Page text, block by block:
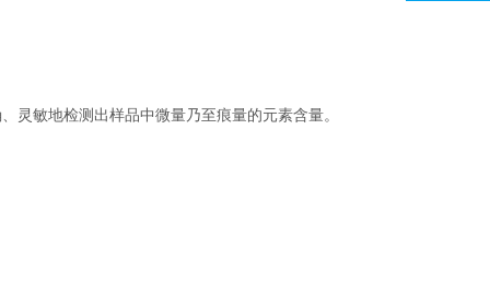
灵敏地检测出样品中微量乃至痕量的元素含量。